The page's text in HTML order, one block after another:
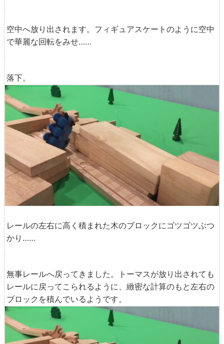
空中へ放り出されます。フィギュアスケートのように空中
で華麗な回転をみせ……
落下。
レールの左右に高く積まれた木のブロックにゴツゴツぶつ
かり……
無事レールへ戻ってきました。トーマスが放り出されても
レールに戻ってこられるように、緻密な計算のもと左右の
ブロックを積んでいるようです。